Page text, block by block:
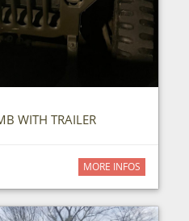
WITH TRAILER
MORE INFOS